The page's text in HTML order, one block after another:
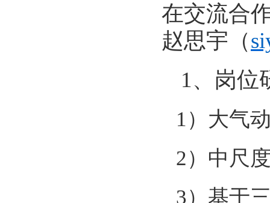
在交流合
赵思宇（
1、岗位
1 ）大气
2）中尺
3）基于